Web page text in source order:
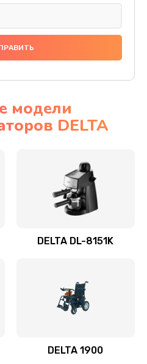
модели
DELTA
DELTA DL-8151K
DELTA 1900